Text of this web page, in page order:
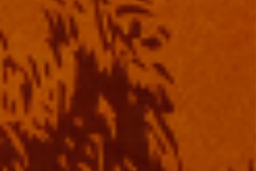
Este 14 y 15 de octubre, la 7ma Conferencia y Expo
Anual de Cannabis LAB (CLAB) reunirá a líderes,
profesionales y defensores del cannabis